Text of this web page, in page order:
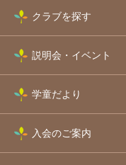
クラブを探す
説明会・イベント
学童だより
入会のご案内